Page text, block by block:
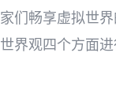
们畅享虚拟世
界观四个方面